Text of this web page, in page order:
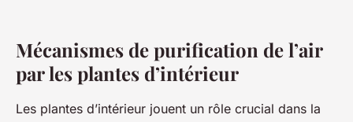
Mécanismes de purification de l’air
par les plantes d’intérieur
Les plantes d’intérieur jouent un rôle crucial dans la